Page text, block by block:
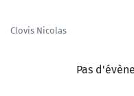
Clovis Nicolas
Pas